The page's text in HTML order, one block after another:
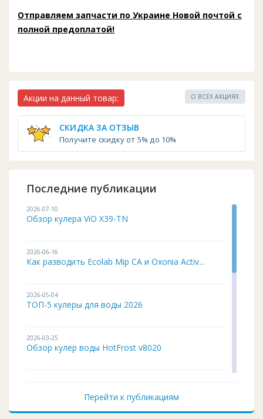
Отправляем запчасти по Украине Новой почтой с
полной предоплатой!
О ВСЕХ АКЦИЯХ
Акции на данный товар:
СКИДКА ЗА ОТЗЫВ
Получите скидку от 5% до 10%
Последние публикации
2026-07-10
Обзор кулера ViO X39-TN
2026-06-16
Как разводить Ecolab Mip CA и Oxonia Activ...
2026-05-04
ТОП-5 кулеры для воды 2026
2026-03-25
Обзор кулер воды HotFrost v8020
Перейти к публикациям